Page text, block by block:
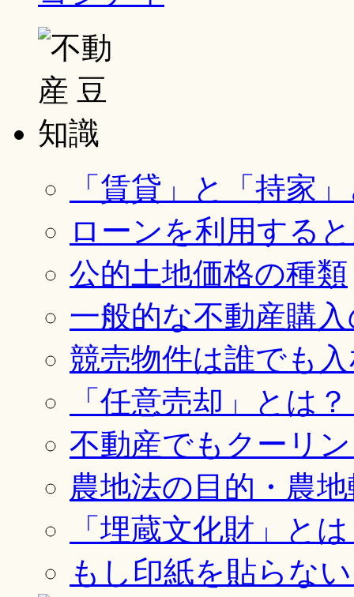
「賃貸」と「持家
ローンを利用する
公的土地価格の種類
一般的な不動産購
競売物件は誰でも
「任意売却」とは
不動産でもクーリ
農地法の目的・農
「埋蔵文化財」と
もし印紙を貼らな